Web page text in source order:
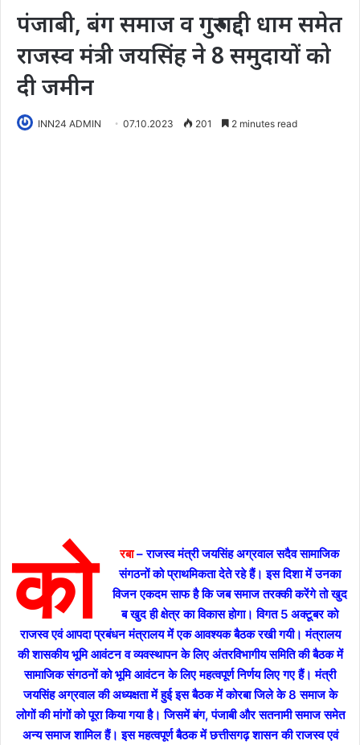
पंजाबी, बंग समाज व गुरु गद्दी धाम समेत
राजस्व मंत्री जयसिंह ने 8 समुदायों को
दी जमीन
INN24 ADMIN 07.10.2023 201 2 minutes read
को रबा – राजस्व मंत्री जयसिंह अग्रवाल सदैव सामाजिक
संगठनों को प्राथमिकता देते रहे हैं। इस दिशा में उनका
विजन एकदम साफ है कि जब समाज तरक्की करेंगे तो खुद
ब खुद ही क्षेत्र का विकास होगा। विगत 5 अक्टूबर को
राजस्व एवं आपदा प्रबंधन मंत्रालय में एक आवश्यक बैठक रखी गयी। मंत्रालय
की शासकीय भूमि आवंटन व व्यवस्थापन के लिए अंतरविभागीय समिति की बैठक में
सामाजिक संगठनों को भूमि आवंटन के लिए महत्वपूर्ण निर्णय लिए गए हैं। मंत्री
जयसिंह अग्रवाल की अध्यक्षता में हुई इस बैठक में कोरबा जिले के 8 समाज के
लोगों की मांगों को पूरा किया गया है। जिसमें बंग, पंजाबी और सतनामी समाज समेत
अन्य समाज शामिल हैं।इस महत्वपूर्ण बैठक में छत्तीसगढ़ शासन की राजस्व एवं